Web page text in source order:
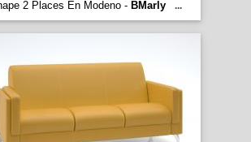
2 Places En Modeno - BMarly ...